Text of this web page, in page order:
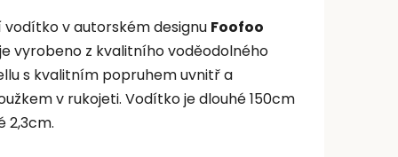
vodítko v autorském designu Foofoo
je vyrobeno z kvalitního voděodolného
s kvalitním popruhem uvnitř a
v rukojeti. Vodítko je dlouhé 150cm
2,3cm.